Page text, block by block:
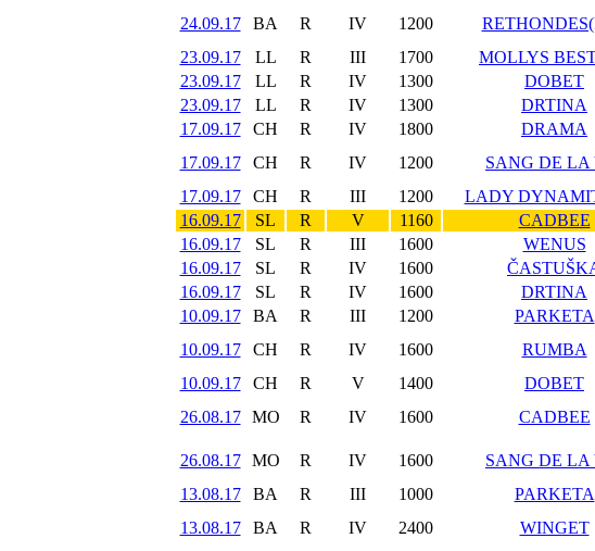
24.09.17 BA R IV 1200
23.09.17
LL R III 1700 MOLLYS
23.09.17
LL R IV 1300 DOBET
23.09.17
LL R IV 1300 DRTINA
17.09.17
CH R IV 1800 DRAMA
17.09.17
CH R IV 1200 SANG DE LA
17.09.17
CH R III 1200 LADY
16.09.17
SL R V 1160 CADBEE
16.09.17
SL R III 1600 WENUS
16.09.17
SL R IV 1600
16.09.17
SL R IV 1600 DRTINA
10.09.17
BA R III 1200 PARKETA
10.09.17
CH R IV 1600 RUMBA
10.09.17
CH R V 1400 DOBET
26.08.17
MO R IV 1600 CADBEE
26.08.17 MO R IV 1600 SANG DE LA
13.08.17
BA R III 1000 PARKETA
13.08.17
BA R IV 2400 WINGET